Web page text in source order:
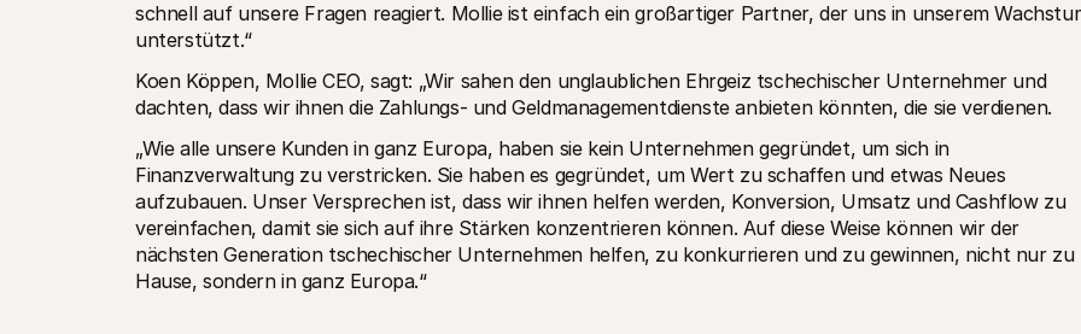
schnell auf unsere Fragen reagiert. Mollie ist einfach ein großartiger Partner, der uns in unserem
unterstützt.“
Koen Köppen, Mollie CEO, sagt: „Wir sahen den unglaublichen Ehrgeiz tschechischer Unternehmer und
dachten, dass wir ihnen die Zahlungs- und Geldmanagementdienste anbieten könnten, die sie verdienen.
„Wie alle unsere Kunden in ganz Europa, haben sie kein Unternehmen gegründet, um sich in
Finanzverwaltung zu verstricken. Sie haben es gegründet, um Wert zu schaffen und etwas Neues
aufzubauen. Unser Versprechen ist, dass wir ihnen helfen werden, Konversion, Umsatz und Cashflow zu
vereinfachen, damit sie sich auf ihre Stärken konzentrieren können. Auf diese Weise können wir der
nächsten Generation tschechischer Unternehmen helfen, zu konkurrieren und zu gewinnen, nicht nur zu
Hause, sondern in ganz Europa.“